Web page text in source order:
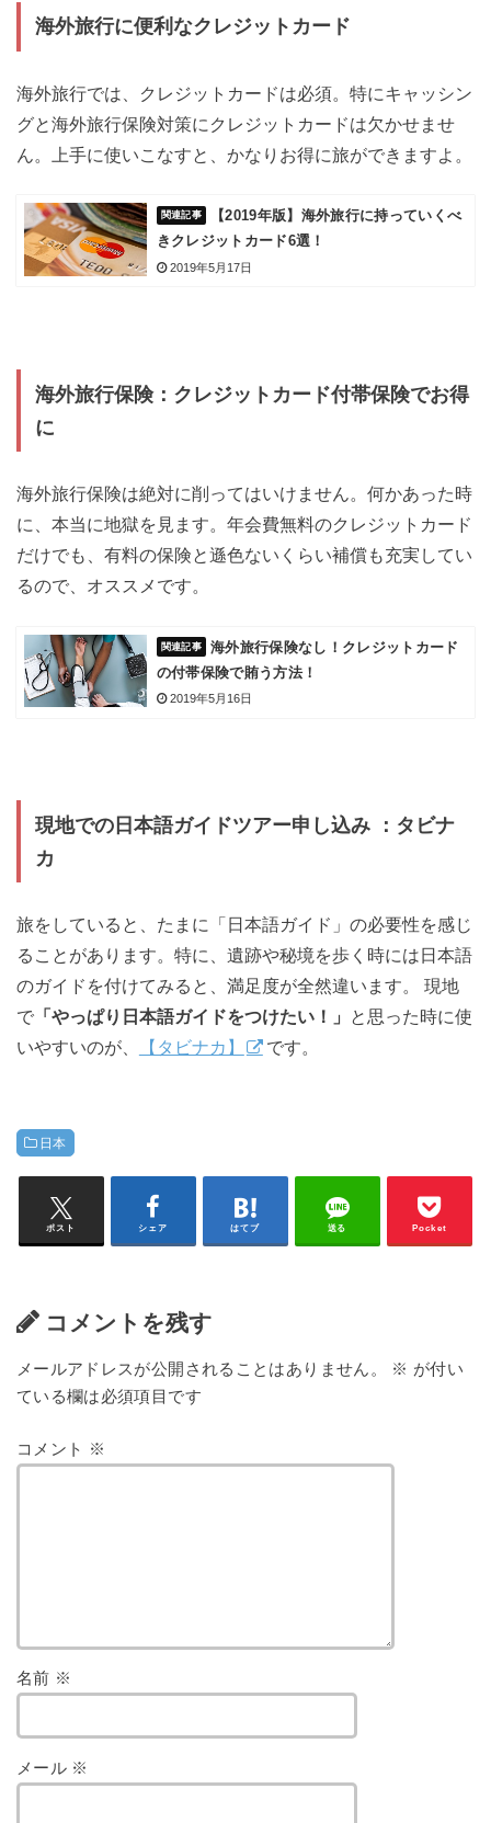
海外旅行に便利なクレジットカード
海外旅行では、クレジットカードは必須。特にキャッシン
グと海外旅行保険対策にクレジットカードは欠かせませ
ん。上手に使いこなすと、かなりお得に旅ができますよ。
【2019年版】海外旅行に持っていくべ
きクレジットカード6選！
2019年5月17日
海外旅行保険：クレジットカード付帯保険でお得
に
海外旅行保険は絶対に削ってはいけません。何かあった時
に、本当に地獄を見ます。年会費無料のクレジットカード
だけでも、有料の保険と遜色ないくらい補償も充実してい
るので、オススメです。
海外旅行保険なし！クレジットカード
の付帯保険で賄う方法！
2019年5月16日
現地での日本語ガイドツアー申し込み：タビナ
カ
旅をしていると、たまに「日本語ガイド」の必要性を感じ
ることがあります。特に、遺跡や秘境を歩く時には日本語
のガイドを付けてみると、満足度が全然違います。 現地
で「やっぱり日本語ガイドをつけたい！」
と思った時に使
いやすいのが、
【タビナカ】 です。
日本
ポスト シェア はてブ 送る Pocket
コメントを残す
メールアドレスが公開されることはありません。 ※ が付い
ている欄は必須項目です
コメント ※
名前 ※
メール ※